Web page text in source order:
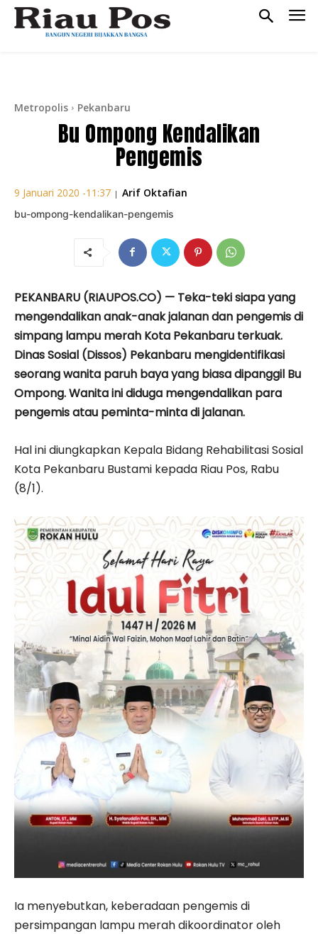
Metropolis Pekanbaru
Bu Ompong Kendalikan
Pengemis
9 Januari 2020 -11:37 | Arif Oktafian
bu-ompong-kendalikan-pengemis
PEKANBARU (RIAUPOS.CO) — Teka-teki siapa yang
mengendalikan anak-anak jalanan dan pengemis di
simpang lampu merah Kota Pekanbaru terkuak.
Dinas Sosial (Dissos) Pekanbaru mengidentifikasi
seorang wanita paruh baya yang biasa dipanggil Bu
Ompong. Wanita ini diduga mengendalikan para
pengemis atau peminta-minta di jalanan.
Hal ini diungkapkan Kepala Bidang Rehabilitasi Sosial
Kota Pekanbaru Bustami kepada Riau Pos, Rabu
(8/1).
Ia menyebutkan, keberadaan pengemis di
persimpangan lampu merah dikoordinator oleh